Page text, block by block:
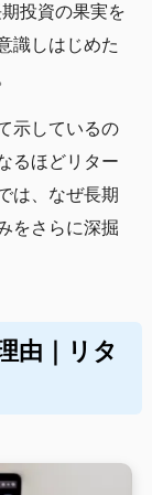
投資の果実を
識しはじめた
示しているの
るほどリター
は、なぜ長期
をさらに深掘
由｜リタ